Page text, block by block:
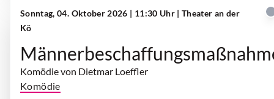
Sonntag, 04. Oktober 2026 | 11:30 Uhr | Theater an der
Kö
Komödie von Dietmar Loeffler
Komödie